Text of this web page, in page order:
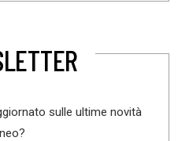
sulle ultime novità